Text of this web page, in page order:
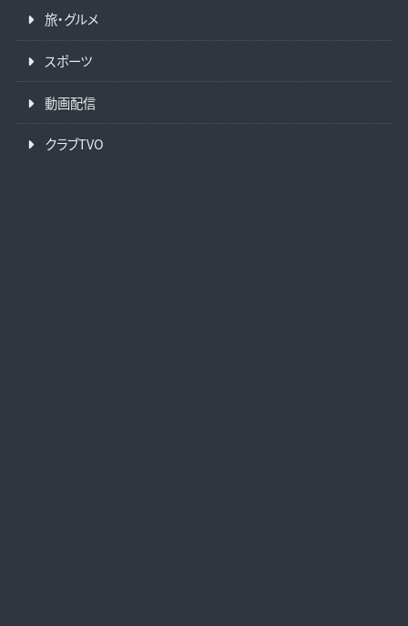
旅・グルメ
スポーツ
動画配信
クラブTVO